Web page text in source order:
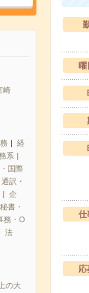
崎
経
系
国際
通訳・
企
秘書・
務・O
法
の大
曜
仕
応